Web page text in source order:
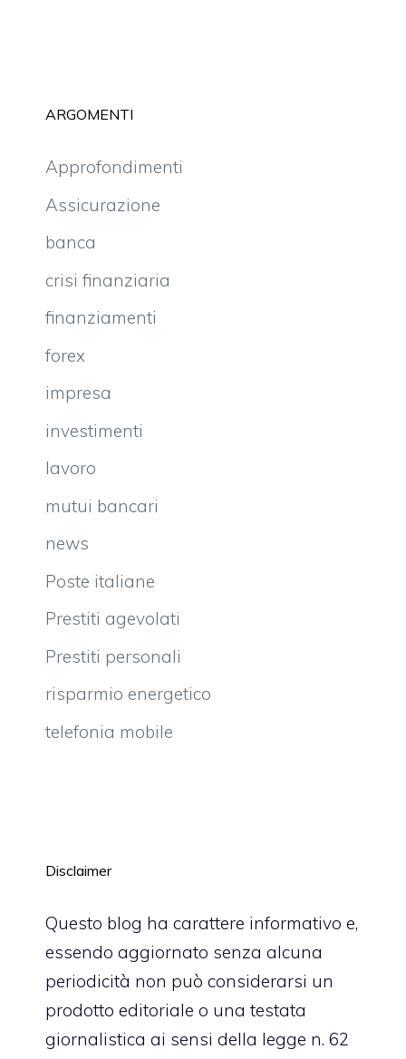
ARGOMENTI
Approfondimenti
Assicurazione
banca
crisi finanziaria
finanziamenti
forex
impresa
investimenti
lavoro
mutui bancari
news
Poste italiane
Prestiti agevolati
Prestiti personali
risparmio energetico
telefonia mobile
Disclaimer
Questo blog ha carattere informativo e,
essendo aggiornato senza alcuna
periodicità non può considerarsi un
prodotto editoriale o una testata
giornalistica ai sensi della legge n. 62